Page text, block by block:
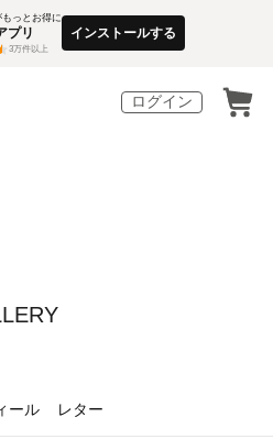
もっとお得に
プリ
3万件以上
インストールする
ログイン
ール レター